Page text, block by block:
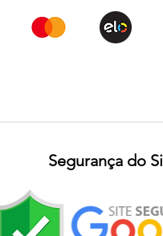
Segurança do